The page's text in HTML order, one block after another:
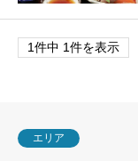
1件中 1件を表示
エリア